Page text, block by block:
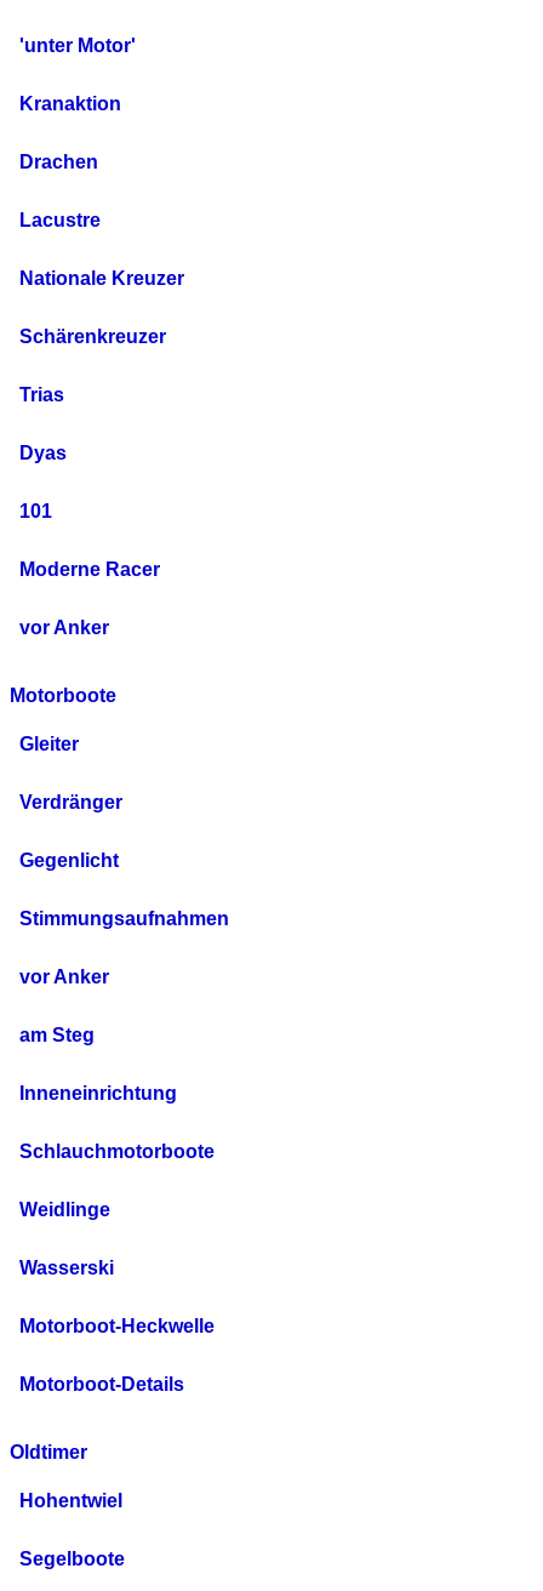
'unter Motor'
Kranaktion
Drachen
Lacustre
Nationale Kreuzer
Schärenkreuzer
Trias
Dyas
101
Moderne Racer
vor Anker
Motorboote
Gleiter
Verdränger
Gegenlicht
Stimmungsaufnahmen
vor Anker
am Steg
Inneneinrichtung
Schlauchmotorboote
Weidlinge
Wasserski
Motorboot-Heckwelle
Motorboot-Details
Oldtimer
Hohentwiel
Segelboote